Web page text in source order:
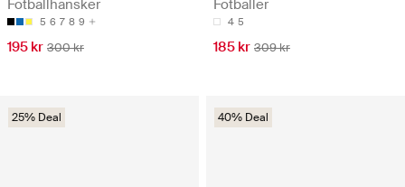
Fotballhansker
5 6 7 8 9
195 kr 300 kr
Fotballer
4 5
185 kr 309 kr
25% Deal 40% Deal